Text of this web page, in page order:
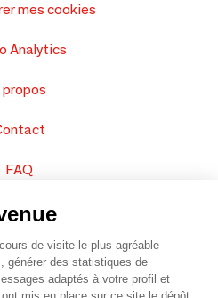
mes cookies
Analytics
propos
FAQ
produits
du site
de visite le plus agréable
générer des statistiques de
adaptés à votre profil et
mis en place sur ce site le dépôt